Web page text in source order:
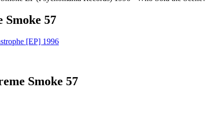
57
Smoke 57